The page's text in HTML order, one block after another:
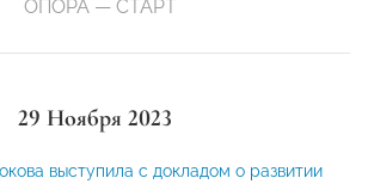
ОПОРА — СТАРТ
29 Ноября 2023
выступила с докладом о развитии